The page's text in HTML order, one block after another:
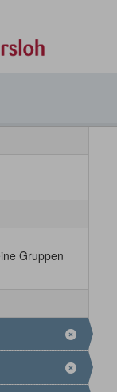
Gruppen